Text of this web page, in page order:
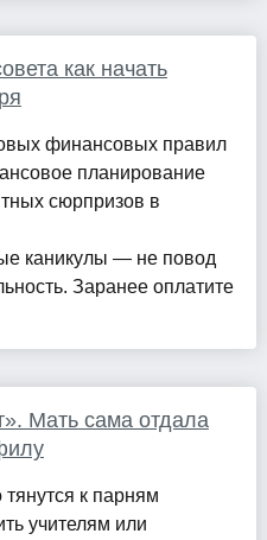
как начать
финансовых правил
планирование
сюрпризов в
каникулы — не повод
Заранее оплатите
Мать сама отдала
к парням
учителям или